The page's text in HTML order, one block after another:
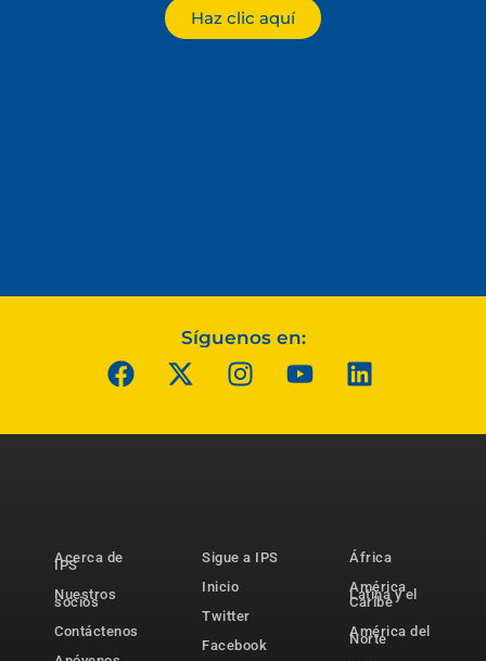
Haz clic aquí
Síguenos en:
Acerca de
IPS
Nuestros
socios
Contáctenos
Sigue a IPS
Inicio
Twitter
Facebook
África
América
Latina y el
Caribe
América del
Norte